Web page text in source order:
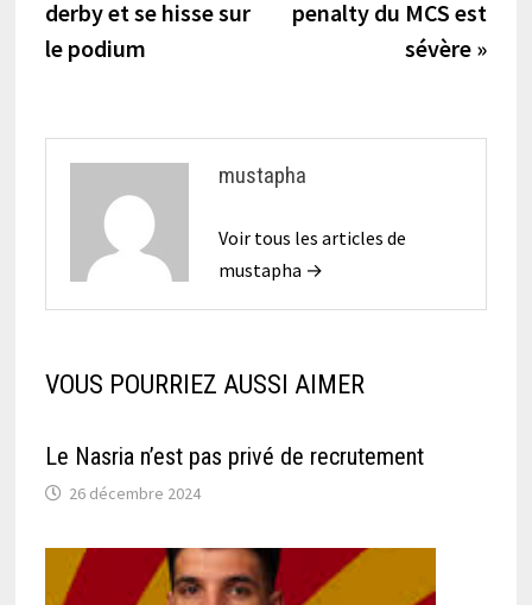
l’article
derby et se hisse sur
le podium
penalty du MCS est
sévère »
mustapha
Voir tous les articles de
mustapha →
VOUS POURRIEZ AUSSI AIMER
Le Nasria n’est pas privé de recrutement
26 décembre 2024